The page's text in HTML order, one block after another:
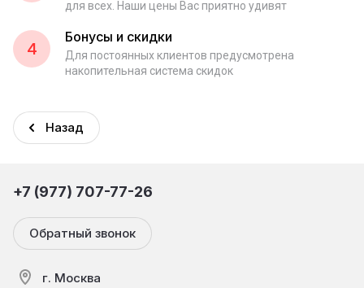
для всех. Наши цены Вас приятно удивят
4
Бонусы и скидки
Для постоянных клиентов предусмотрена
накопительная система скидок
Назад
+7 (977) 707-77-26
Обратный звонок
г. Москва